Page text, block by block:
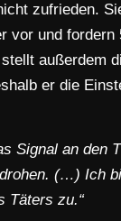
zufrieden.
vor und
außerdem
er die
Signal an den
(…) Ich
Täters zu.“